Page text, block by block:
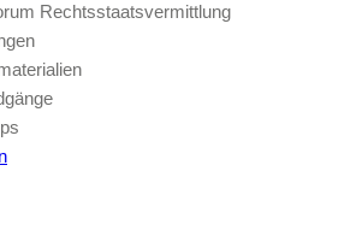
Rechtsstaatsvermittlung